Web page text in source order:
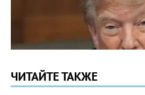
ЧИТАЙТЕ ТАКЖЕ